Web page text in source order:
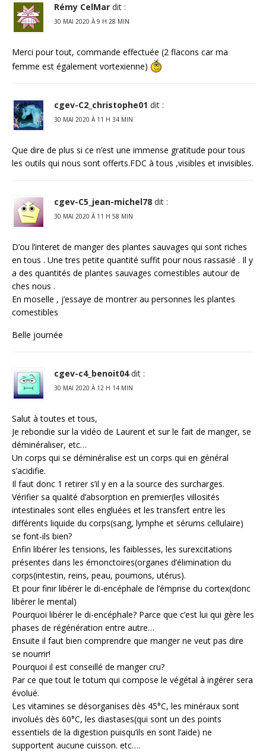
Rémy CelMar dit :
30 MAI 2020 À 9 H 28 MIN
Merci pour tout, commande effectuée (2 flacons car ma
femme est également vortexienne)
cgev-C2_christophe01 dit :
30 MAI 2020 À 11 H 34 MIN
Que dire de plus si ce n’est une immense gratitude pour tous
les outils qui nous sont offerts.FDC à tous ,visibles et invisibles.
cgev-C5_jean-michel78 dit :
30 MAI 2020 À 11 H 58 MIN
D’ou l’interet de manger des plantes sauvages qui sont riches
en tous . Une tres petite quantité suffit pour nous rassasié . Il y
a des quantités de plantes sauvages comestibles autour de
ches nous .
En moselle , j’essaye de montrer au personnes les plantes
comestibles
Belle journée
cgev-c4_benoit04 dit :
30 MAI 2020 À 12 H 14 MIN
Salut à toutes et tous,
Je rebondie sur la vidéo de Laurent et sur le fait de manger, se
déminéraliser, etc…
Un corps qui se déminéralise est un corps qui en général
s’acidifie.
Il faut donc 1 retirer s’il y en a la source des surcharges.
Vérifier sa qualité d’absorption en premier(les villosités
intestinales sont elles engluées et les transfert entre les
différents liquide du corps(sang, lymphe et sérums cellulaire)
se font-ils bien?
Enfin libérer les tensions, les faiblesses, les surexcitations
présentes dans les émonctoires(organes d’élimination du
corps(intestin, reins, peau, poumons, utérus).
Et pour finir libérer le di-encéphale de l’émprise du cortex(donc
libérer le mental)
Pourquoi libérer le di-encéphale? Parce que c’est lui qui gère les
phases de régénération entre autre…
Ensuite il faut bien comprendre que manger ne veut pas dire
se nourrir!
Pourquoi il est conseillé de manger cru?
Par ce que tout le totum qui compose le végétal à ingérer sera
évolué.
Les vitamines se désorganises dès 45°C, les minéraux sont
involués dès 60°C, les diastases(qui sont un des points
essentiels de la digestion puisqu’ils en sont l’aide) ne
supportent aucune cuisson. etc….